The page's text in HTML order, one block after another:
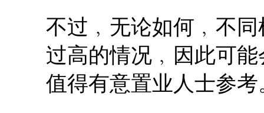
不过﹐无论如何﹐不
过高的情况﹐因此可
值得有意置业人士参考